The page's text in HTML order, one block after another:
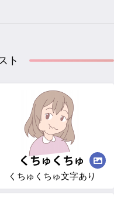
ト
くちゅくちゅ文字あり